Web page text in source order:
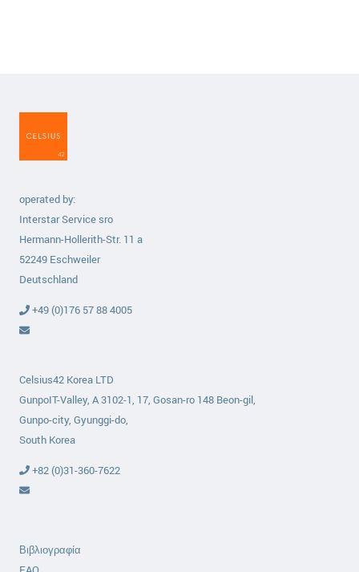
operated by:
Interstar Service sro
Hermann-Hollerith-Str. 11 a
52249 Eschweiler
Deutschland
+49 (0)176 57 88 4005
Celsius42 Korea LTD
GunpoIT-Valley, A 3102-1, 17, Gosan-ro 148 Beon-gil,
Gunpo-city, Gyunggi-do,
South Korea
+82 (0)31-360-7622
Βιβλιογραφία